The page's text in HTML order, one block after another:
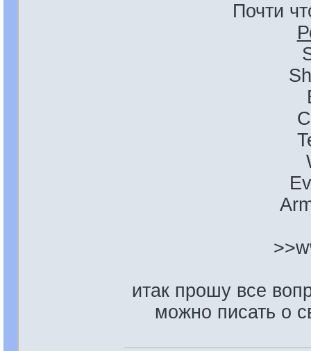
Почти
итак прошу все
можно писать о